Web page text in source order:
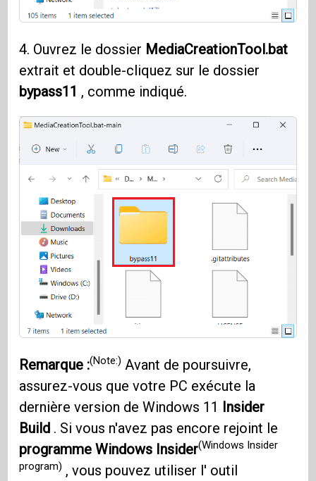
4. Ouvrez le dossier MediaCreationTool.bat
extrait et double-cliquez sur le dossier
bypass11 , comme indiqué.
Remarque :(Note:) Avant de poursuivre,
assurez-vous que votre PC exécute la
dernière version de Windows 11 Insider
Build . Si vous n'avez pas encore rejoint le
programme Windows Insider(Windows Insider
program) , vous pouvez utiliser l' outil